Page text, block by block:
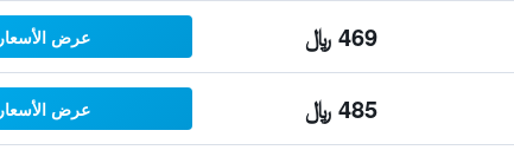
469 ﷼ عرض الأسعار
485 ﷼ عرض الأسعار